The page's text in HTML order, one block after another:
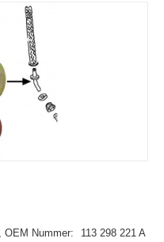
OEM Nummer:
113 298 221 A